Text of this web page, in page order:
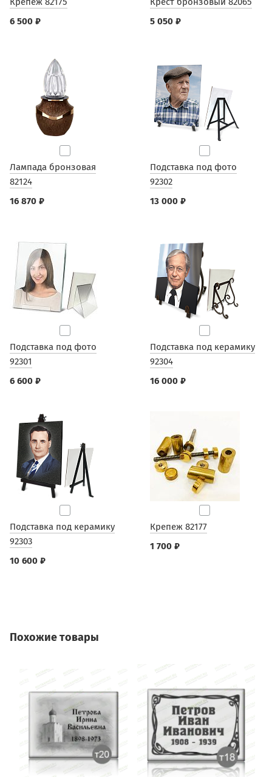
6 500 ₽
5 050 ₽
Лампада бронзовая
82124
16 870 ₽
Подставка под фото
92302
13 000 ₽
Подставка под фото
92301
6 600 ₽
Подставка под керамику
92304
16 000 ₽
Подставка под керамику
92303
10 600 ₽
Крепеж 82177
1 700 ₽
Похожие товары